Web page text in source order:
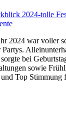
2024 war voller
Partys.
bei
sowie
Top Stimmung